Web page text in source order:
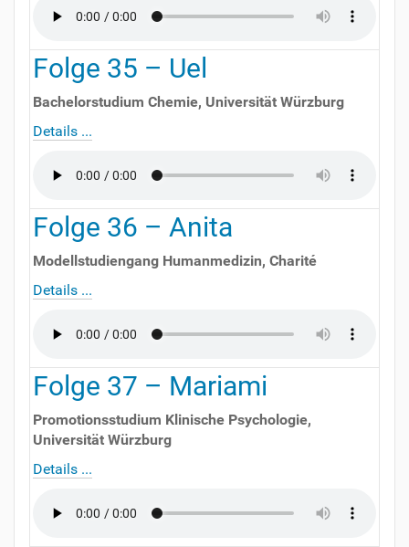
Folge 35 – Uel
Bachelorstudium Chemie, Universität Würzburg
Details ...
Folge 36 – Anita
Modellstudiengang Humanmedizin,Charité
Details ...
Folge 37 – Mariami
Promotionsstudium Klinische Psychologie,
Universität Würzburg
Details ...